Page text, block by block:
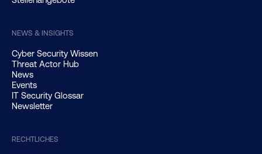
NEWS & INSIGHTS
Cyber Security Wissen
Threat Actor Hub
News
Events
IT Security Glossar
Newsletter
RECHTLICHES